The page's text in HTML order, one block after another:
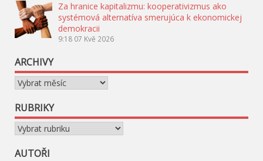
Za hranice kapitalizmu: kooperativizmus ako
systémová alternatíva smerujúca k ekonomickej
demokracii
9:18 07 Kvě 2026
ARCHIVY
Archivy
RUBRIKY
Rubriky
AUTOŘI